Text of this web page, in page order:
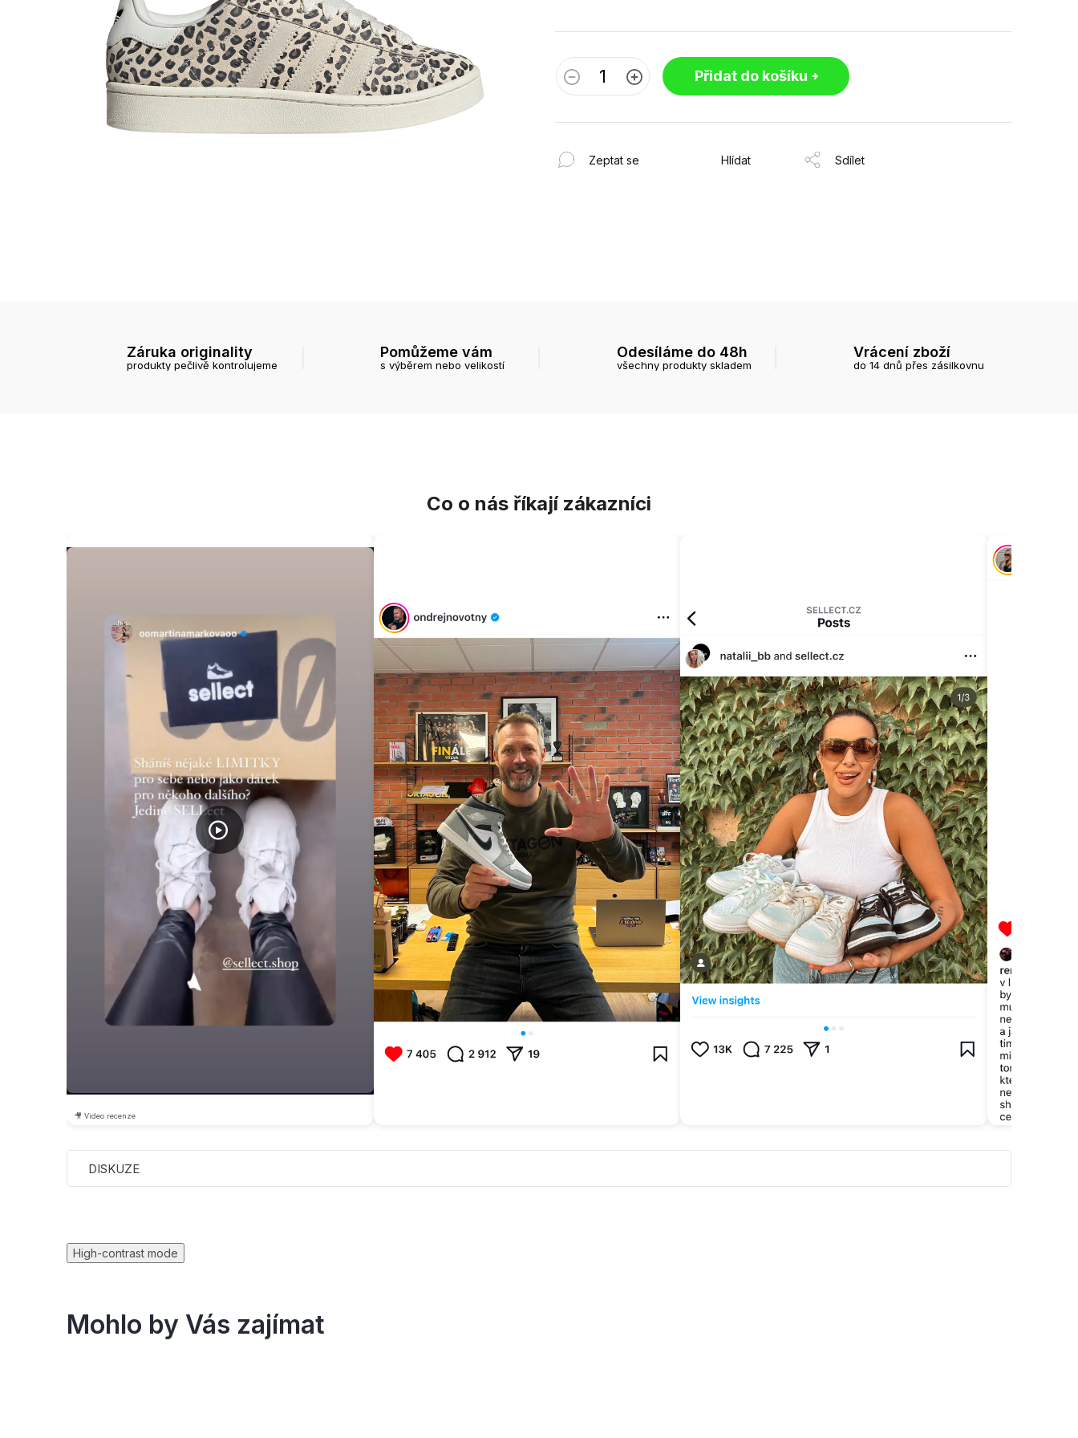
Přidat do košíku
Zeptat se Hlídat Sdílet
Záruka originality
produkty pečlivě kontrolujeme
Pomůžeme vám
s výběrem nebo velikostí
Odesíláme do 48h
všechny produkty skladem
Vrácení zboží
do 14 dnů přes zásilkovnu
Co o nás říkají zákazníci
🎥 Video recenze
DISKUZE
High-contrast mode